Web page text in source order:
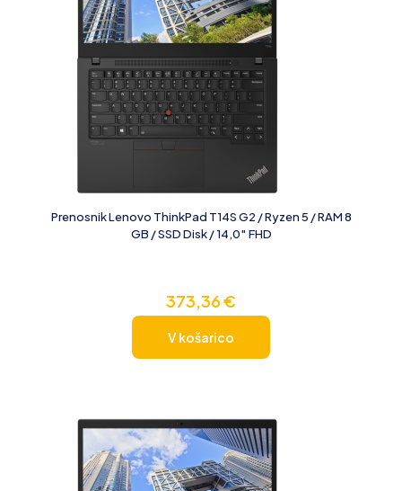
Prenosnik Lenovo ThinkPad T14S G2 / Ryzen 5 / RAM 8
GB / SSD Disk / 14,0″ FHD
373,36€
V košarico